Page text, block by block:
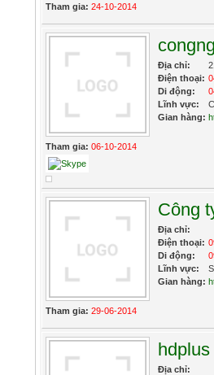
Tham gia: 24-10-2014
Tham gia: 06-10-2014
Địa chỉ:
Điện thoại:
Di động:
Lĩnh vực:
Gian hàng:
Tham gia: 29-06-2014
Công
Địa chỉ:
Điện thoại:
Di động:
Lĩnh vực:
Gian hàng:
hdplus
Địa chỉ: